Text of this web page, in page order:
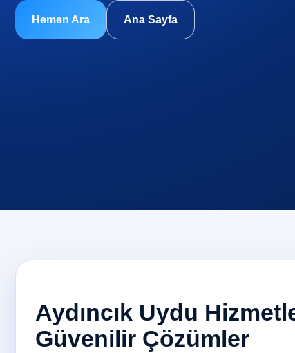
Hemen Ara Ana Sayfa
Aydıncık Uydu
Güvenilir Çözümler